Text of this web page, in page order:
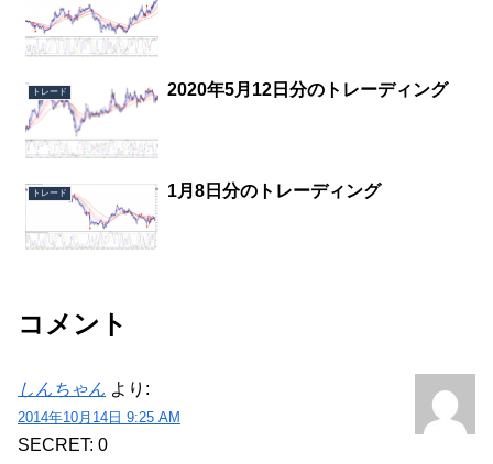
トレード 2020年5月12日分のトレーディング
トレード 1月8日分のトレーディング
コメント
しんちゃん より:
2014年10月14日 9:25 AM
SECRET: 0